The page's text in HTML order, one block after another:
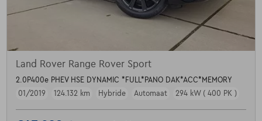
Land Rover Range Rover Sport
2.0P400e PHEV HSE DYNAMIC *FULL*PANO DAK*ACC*MEMORY
01/2019
124.132 km Hybride Automaat 294 kW ( 400 PK )